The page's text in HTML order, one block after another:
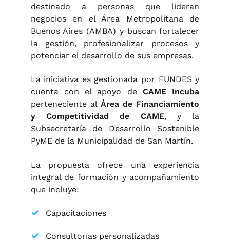
destinado a personas que lideran
negocios en el Área Metropolitana de
Buenos Aires (AMBA) y buscan fortalecer
la gestión, profesionalizar procesos y
potenciar el desarrollo de sus empresas.
La iniciativa es gestionada por FUNDES y
cuenta con el apoyo deCAME Incuba
perteneciente al Área de Financiamiento
y Competitividad de CAME, y la
Subsecretaría de Desarrollo Sostenible
PyME de la Municipalidad de San Martín.
La propuesta ofrece una experiencia
integral de formación y acompañamiento
que incluye:
Capacitaciones
Consultorías personalizadas